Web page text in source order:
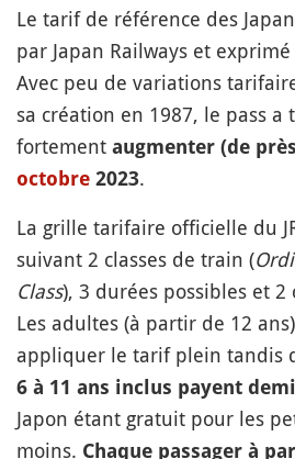
Le tarif de référence des
par Japan Railways et
Avec peu de variations
sa création en 1987, le pass a
fortement augmenter (de
octobre 2023.
La grille tarifaire officielle du
suivant 2 classes de train (
Class), 3 durées possibles et 2
Les adultes (à partir de 12
appliquer le tarif plein tandis
6 à 11 ans inclus payent
Japon étant gratuit pour les
moins. Chaque passager à